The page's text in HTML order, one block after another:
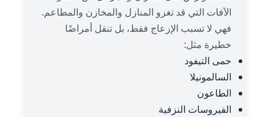
الآفات التي قد تغزو المنازل والمخازن والمطاعم.
فهي لا تسبب الإزعاج فقط، بل تنقل أمراضًا
خطيرة مثل:
حمى التيفود
السالمونيلا
الطاعون
الفيروسات النزفية